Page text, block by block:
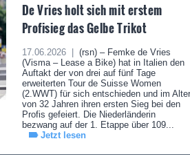
De Vries holt sich mit erstem
Profisieg das Gelbe Trikot
17.06.2026 |
(rsn) – Femke de Vries
(Visma – Lease a Bike) hat in Italien den
Auftakt der von drei auf fünf Tage
erweiterten Tour de Suisse Women
(2.WWT) für sich entschieden und im Alter
von 32 Jahren ihren ersten Sieg bei den
Profis gefeiert. Die Niederländerin
bezwang auf der 1. Etappe über 109...
Jetzt lesen